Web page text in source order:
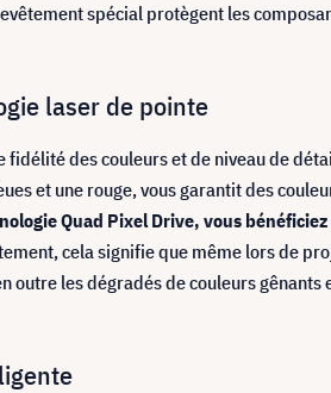
spécial protègent les
laser de pointe
des couleurs et de niveau de
et une rouge, vous garantit des
Quad Pixel Drive, vous
cela signifie que même lors de
les dégradés de couleurs